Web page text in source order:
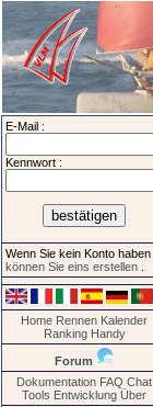
E-Mail :
Kennwort :
Wenn Sie kein Konto haben
können Sie eins erstellen
Home Rennen Kalender
Ranking Handy
Forum
Dokumentation FAQ Chat
Tools Entwicklung Über